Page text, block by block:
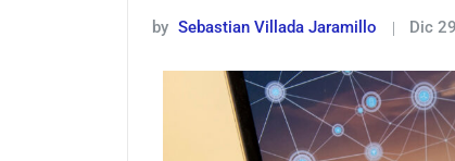
by Sebastian Villada Jaramillo Dic